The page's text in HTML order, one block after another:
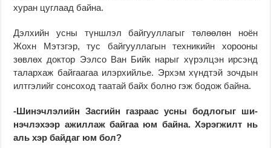
хуран цуглаад байна.
Дэлхийн усны түншлэл байгууллагыг төлөөлөн ноён
Жохн Мэтзгэр, тус бай­гууллагын техникийн хорооны
зөвлөх доктор Ээлсо Ван Бийк нарыг хү­рэлцэн ирсэнд
талархаж байгаагаа илэрхийлье. Эрхэм хүндтэй зочдын
илтгэлийг сонсоход таатай байх болно гэж бодож байна.
-Шинэчлэлийн Засгийн газраас усны бодлогыг ши­
нэчлэхээр ажиллаж байгаа юм байна. Хэрэгжилт нь
аль хэр байдаг юм бол?